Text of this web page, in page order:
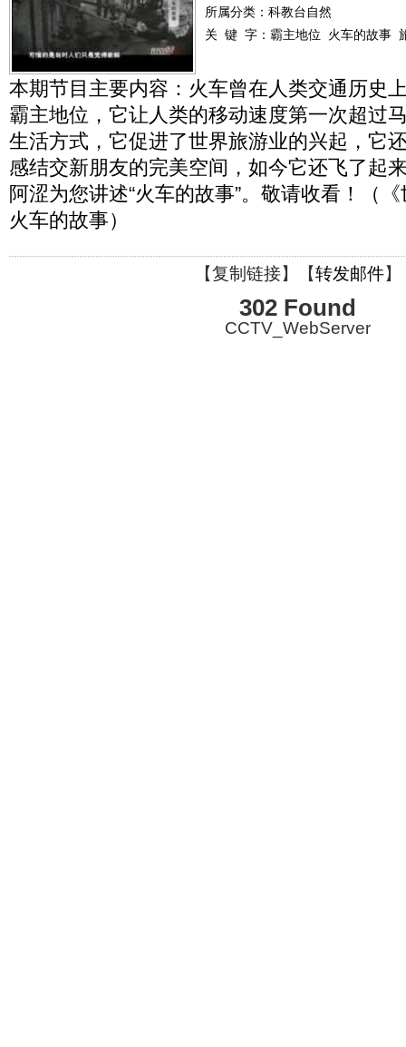
所属分类：科教台自然
关 键 字： 霸主地位 火车的故事
本期节目主要内容：火车曾在人类交通历史
霸主地位，它让人类的移动速度第一次超过
生活方式，它促进了世界旅游业的兴起，它
感结交新朋友的完美空间，如今它还飞了起
阿涩为您讲述“火车的故事”。敬请收看！（
火车的故事）
【复制链接】【转发邮件】
302 Found
CCTV_WebServer